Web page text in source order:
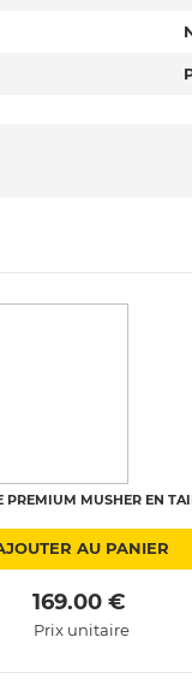
PREMIUM MUSHER EN
AU PANIER
169.00 €
Prix unitaire